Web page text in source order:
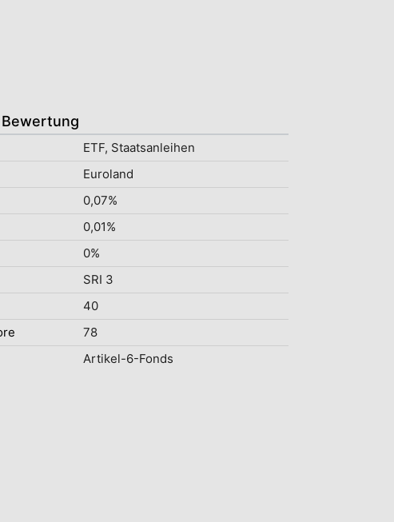
ETF, Staatsanleihen
Euroland
0,07%
0,01%
0%
SRI 3
40
78
Artikel-6-Fonds